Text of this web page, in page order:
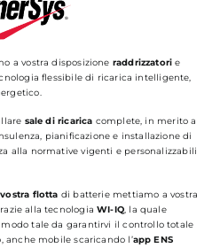
a vostra disposizione raddrizzatori e
flessibile di ricarica intelligente,
sale di ricarica complete, in merito a
pianificazione e installazione di
alla normative vigenti e personalizzabili
flotta di batterie mettiamo a vostra
alla tecnologiaWI-IQ, la quale
tale da garantirvi il controllo totale
anche mobile scaricando l’app ENS